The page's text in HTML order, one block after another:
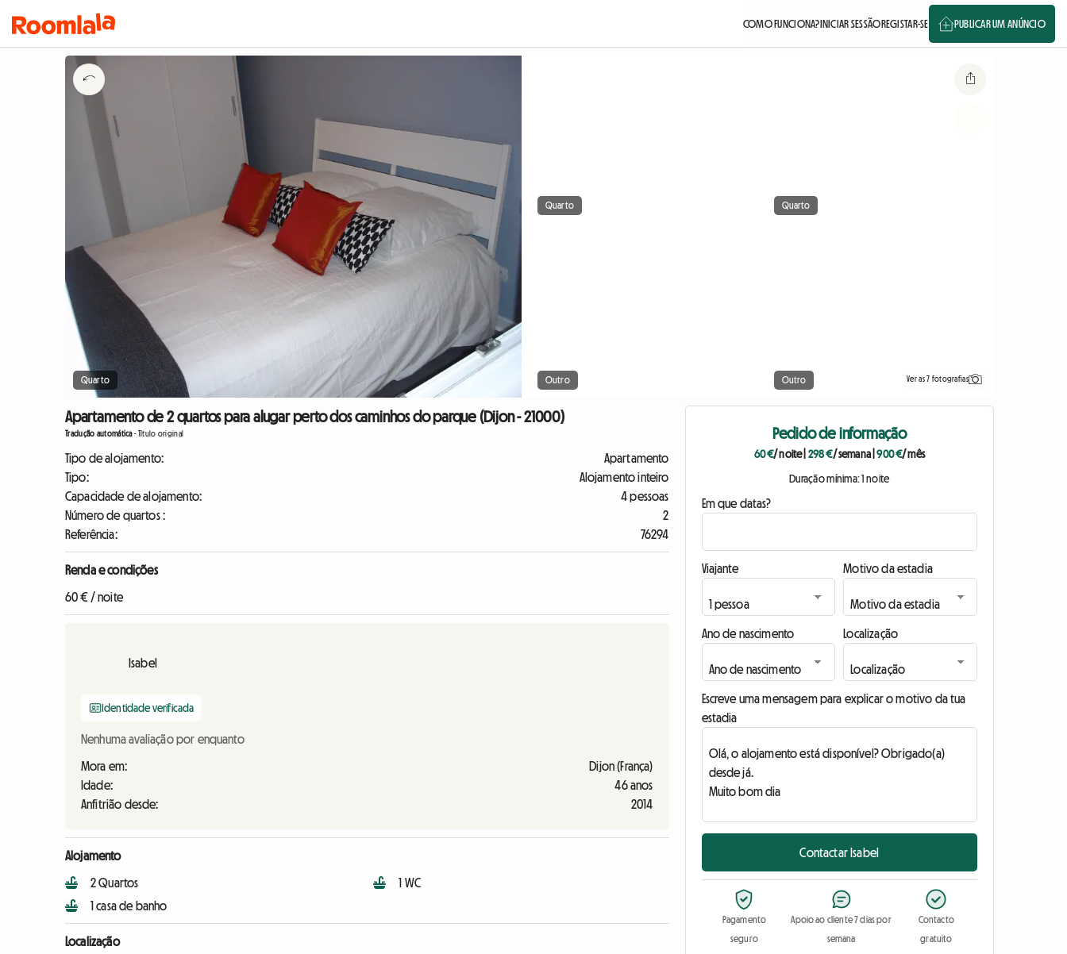
COMO FUNCIONA?INICIAR SESSÃOREGISTAR-SE PUBLICAR UM ANÚNCIO
Quarto
Quarto Quarto
Outro Outro Ver as 7 fotografias
Apartamento de 2 quartos para alugar perto dos caminhos do parque (Dijon - 21000)
Tradução automática-Título original
Tipo de alojamento:
Apartamento
Tipo:
Alojamento inteiro
Capacidade de alojamento:
4 pessoas
Número de quartos :
2
Referência:
76294
Renda e condições
60 € / noite
Isabel
Identidade verificada
Nenhuma avaliação por enquanto
Mora em:
Dijon (França)
Idade:
46 anos
Anfitrião desde:
2014
Alojamento
2 Quartos
1 casa de banho
1 WC
Localização
Pedido de informação
60 €/ noite| 298 €/ semana|900 €/ mês
Duração mínima: 1 noite
Em que datas?
Viajante Motivo da estadia
Ano de nascimento Localização
Escreve uma mensagem para explicar o motivo da tua
estadia
Contactar Isabel
Pagamento
seguro
Apoio ao cliente 7 dias por
semana
Contacto
gratuito